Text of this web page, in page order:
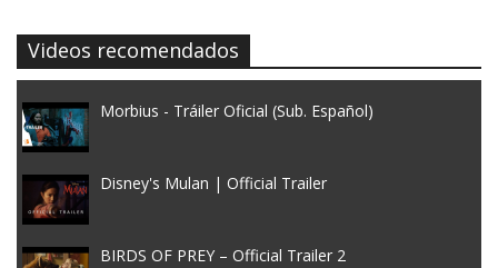
Videos recomendados
Morbius - Tráiler Oficial (Sub. Español)
Disney's Mulan | Official Trailer
BIRDS OF PREY – Official Trailer 2